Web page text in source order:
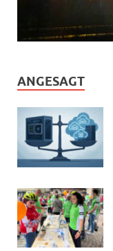
ANGESAGT